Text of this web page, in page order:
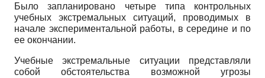
Было запланировано четыре типа контрольных
учебных экстремальных ситуаций, проводимых в
начале экспериментальной работы, в середине и по
ее окончании.
Учебные экстремальные ситуации представляли
собой обстоятельства возможной угрозы